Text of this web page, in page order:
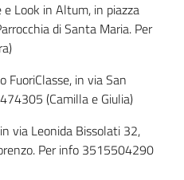
Look in Altum, in piazza
di Santa Maria. Per
FuoriClasse, in via San
(Camilla e Giulia)
via Leonida Bissolati 32,
Per info 3515504290